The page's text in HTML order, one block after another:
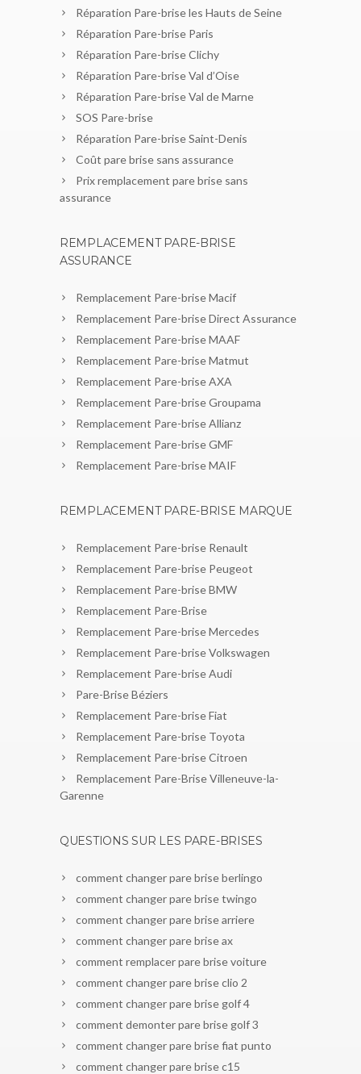
Réparation Pare-brise les Hauts de Seine
Réparation Pare-brise Paris
Réparation Pare-brise Clichy
Réparation Pare-brise Val d’Oise
Réparation Pare-brise Val de Marne
SOS Pare-brise
Réparation Pare-brise Saint-Denis
Coût pare brise sans assurance
Prix remplacement pare brise sans
assurance
REMPLACEMENT PARE-BRISE
ASSURANCE
Remplacement Pare-brise Macif
Remplacement Pare-brise Direct Assurance
Remplacement Pare-brise MAAF
Remplacement Pare-brise Matmut
Remplacement Pare-brise AXA
Remplacement Pare-brise Groupama
Remplacement Pare-brise Allianz
Remplacement Pare-brise GMF
Remplacement Pare-brise MAIF
REMPLACEMENT PARE-BRISE MARQUE
Remplacement Pare-brise Renault
Remplacement Pare-brise Peugeot
Remplacement Pare-brise BMW
Remplacement Pare-Brise
Remplacement Pare-brise Mercedes
Remplacement Pare-brise Volkswagen
Remplacement Pare-brise Audi
Pare-Brise Béziers
Remplacement Pare-brise Fiat
Remplacement Pare-brise Toyota
Remplacement Pare-brise Citroen
Remplacement Pare-Brise Villeneuve-la-
Garenne
QUESTIONS SUR LES PARE-BRISES
comment changer pare brise berlingo
comment changer pare brise twingo
comment changer pare brise arriere
comment changer pare brise ax
comment remplacer pare brise voiture
comment changer pare brise clio 2
comment changer pare brise golf 4
comment demonter pare brise golf 3
comment changer pare brise fiat punto
comment changer pare brise c15